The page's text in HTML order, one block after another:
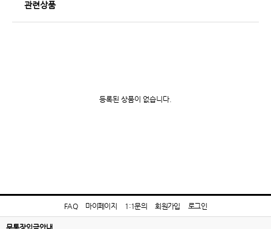
관련상품
등록된 상품이 없습니다.
FAQ 마이페이지 1:1문의 회원가입 로그인